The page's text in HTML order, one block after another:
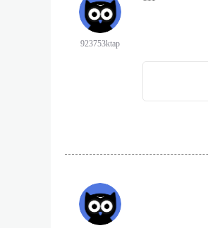
923753ktap